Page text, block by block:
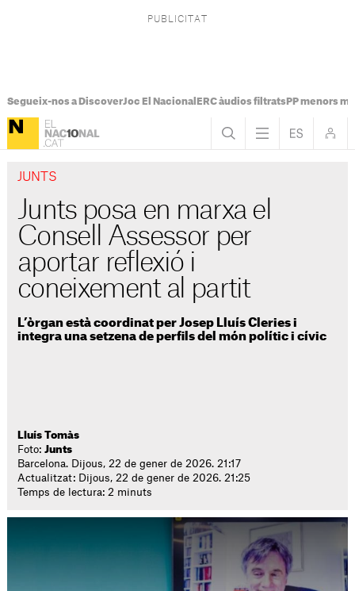
Segueix-nos a DiscoverJoc El Nacional ERC àudios filtratsPP menors
JUNTS
Junts posa en marxa el
Consell Assessor per
aportar reflexió i
coneixement al partit
L’òrgan està coordinat per Josep Lluís Cleries i
integra una setzena de perfils del món polític i cívic
Lluís Tomàs
Foto:Junts
Barcelona. Dijous, 22 de gener de 2026. 21:17
Actualitzat: Dijous, 22 de gener de 2026. 21:25
Temps de lectura: 2 minuts